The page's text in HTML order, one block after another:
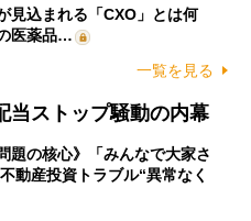
見込まれる「CXO」とは何
医薬品…
一覧を見る
当ストップ騒動の内幕
題の核心》「みんなで大家さ
動産投資トラブル“異常なく